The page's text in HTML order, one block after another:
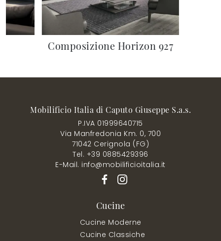
Composizione Horizon 927
Mobilificio Italia di Caputo Giuseppe S.a.s.
P.IVA 01999640715
Via Manfredonia Km. 0, 700
71042 Cerignola (FG)
Tel. +39 0885429396
E-Mail. info@mobilificioitalia.it
Cucine
Cucine Moderne
Cucine Classiche